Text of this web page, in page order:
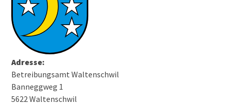
Adresse:
Betreibungsamt Waltenschwil
Banneggweg 1
5622 Waltenschwil